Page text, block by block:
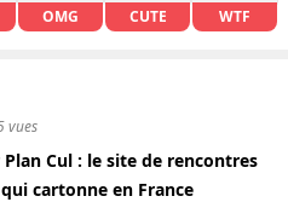
OMG CUTE WTF
vues
Plan Cul : le site de rencontres
cartonne en France